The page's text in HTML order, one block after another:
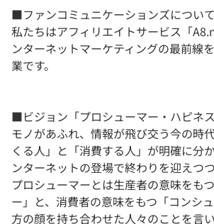
契約内容・クーポン
■ファンコミュニケーションズについて
私たちはアフィリエイトサービス「
ンターネットマーケティングの最前線
業です。
■ビジョン「プロシューマー・ハピネス
モノがあふれ、情報が飛び交う今の時
くる人」と「消費する人」が明確に分
ンターネットの登場で終わりを迎えつつ
プロシューマーとは生産者の意味をも
ー」と、消費者の意味をもつ「コンシ
方の顔を持ち合わせた人々のことを言い